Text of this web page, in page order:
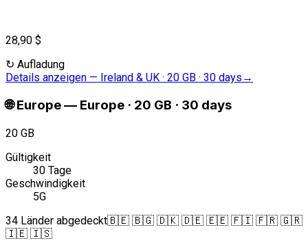
28,90 $
↻ Aufladung
Details anzeigen — Ireland & UK · 20 GB · 30 days →
🌐 Europe— Europe · 20 GB · 30 days
20 GB
Gültigkeit
30 Tage
Geschwindigkeit
5G
34 Länder abgedeckt🇧🇪 🇧🇬 🇩🇰 🇩🇪 🇪🇪 🇫🇮 🇫🇷 🇬🇷
🇮🇪 🇮🇸